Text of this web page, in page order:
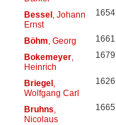
Bessel, Johann
Ernst
1654
Böhm , Georg 1661
Bokemeyer,
Heinrich
1679
Briegel,
Wolfgang Carl
1626
Bruhns
Nicolaus
1665